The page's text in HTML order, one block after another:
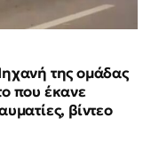
της ομάδας
που έκανε
βίντεο